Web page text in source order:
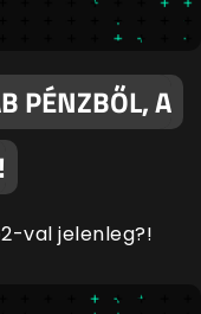
PÉNZBŐL, A
val jelenleg?!